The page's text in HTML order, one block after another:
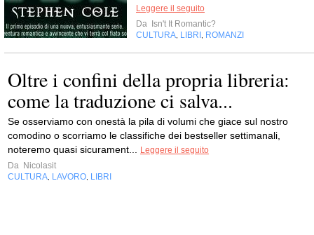
Leggere il seguito
Da
Isn't It Romantic?
CULTURA LIBRI ROMANZI
Oltre i confini della propria libreria:
come la traduzione ci salva...
Se osserviamo con onestà la pila di volumi che giace sul nostro
comodino o scorriamo le classifiche dei bestseller settimanali,
noteremo quasi sicurament...
Leggere il seguito
Da Nicolasit
CULTURA LAVORO LIBRI